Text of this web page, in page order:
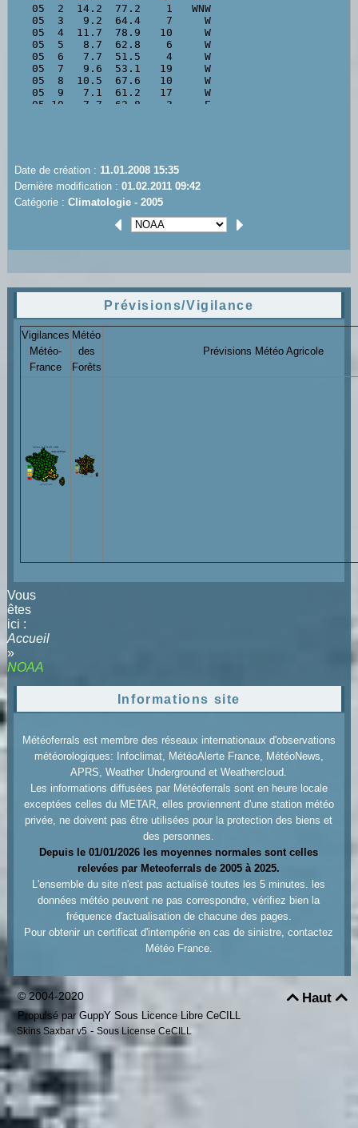
Date de création : 11.01.2008 15:35
Dernière modification : 01.02.2011 09:42
Catégorie : Climatologie - 2005
Prévisions/Vigilance
Vigilances
Météo-
France
Météo
des
Forêts
Prévisions Météo Agricole
Vous
êtes
ici :
Accueil
»
NOAA
Informations site
Météoferrals est membre des réseaux internationaux d'observations
météorologiques: Infoclimat, MétéoAlerte France, MétéoNews,
APRS, Weather Underground et Weathercloud.
Les informations diffusées par Météoferrals sont en heure locale
exceptées celles du METAR, elles proviennent d'une station météo
privée, ne doivent pas être utilisées pour la protection des biens et
des personnes.
Depuis le 01/01/2026 les moyennes normales sont celles
relevées par Meteoferrals de 2005 à 2025.
L'ensemble du site n'est pas actualisé toutes les 5 minutes. les
données météo peuvent ne pas correspondre, vérifiez bien la
fréquence d'actualisation de chacune des pages.
Pour obtenir un certificat d'intempérie en cas de sinistre, contactez
Météo France.
Haut
© 2004-2020
Propulsé par GuppY Sous Licence Libre CeCILL
Skins Saxbar v5- Sous License CeCILL